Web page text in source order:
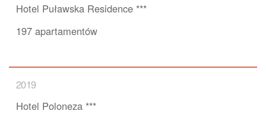
Hotel Puławska Residence ***
197 apartamentów
2019
Hotel Poloneza ***